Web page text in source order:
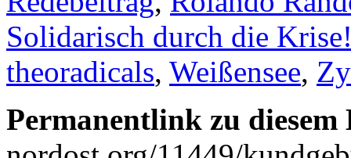
Solidarisch durch die
theoradicals, Weißensee,
Permanentlink zu